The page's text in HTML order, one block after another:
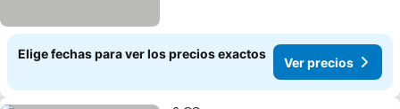
Elige fechas para ver los precios exactos
Ver precios